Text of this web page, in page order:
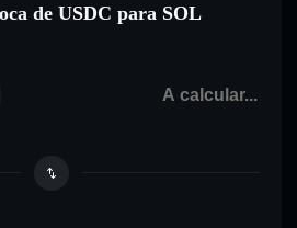
de USDC para SOL